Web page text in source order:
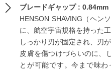
ブレードギャップ : 0.84mm
HENSON SHAVING（ヘン
に、航空宇宙規格を持った
しっかり刃が固定され、刃
皮膚を傷つけづらいのに、
とが可能です。今まで味